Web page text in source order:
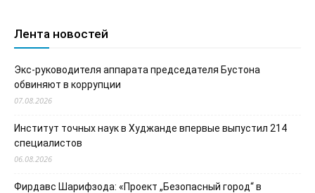
Лента новостей
Экс-руководителя аппарата председателя Бустона
обвиняют в коррупции
07.08.2026
Институт точных наук в Худжанде впервые выпустил 214
специалистов
06.08.2026
Фирдавс Шарифзода: «Проект „Безопасный город“ в